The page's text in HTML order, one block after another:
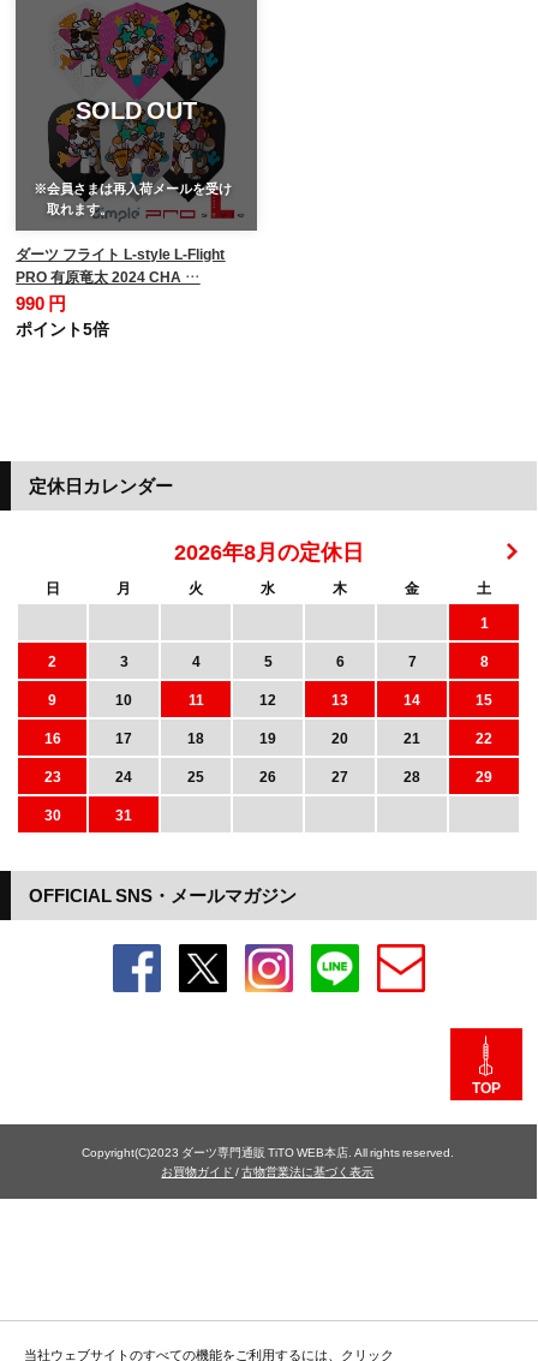
SOLD OUT
※会員さまは再入荷メールを受け
取れます。
ダーツ フライト L-style L-Flight
PRO 有原竜太 2024 CHA …
990 円
ポイント5倍
当社ウェブサイトのすべての機能をご利用するには、クリック
OFFICIAL SNS・メールマガジン
定休日カレンダー
2026年8月の定休日
日 月 火 水 木 金
土
1
2
3 4 5 6 7
8
9
10 11 12 13 14
15
16
17 18 19 20 21
22
23
24 25 26 27 28
29
30
31
TOP
Copyright(C)2023 ダーツ専門通販 TiTO WEB本店. All rights reserved.
お買物ガイド /古物営業法に基づく表示